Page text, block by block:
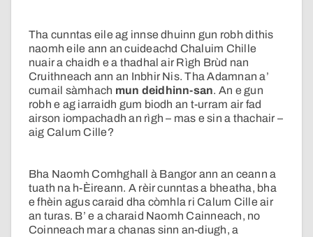
Tha cunntas eile ag innse dhuinn gun robh dithis
naomh eile ann an cuideachd Chaluim Chille
nuair a chaidh e a thadhal air Rìgh Brùd nan
Cruithneach ann an Inbhir Nis. Tha Adamnan a’
cumail sàmhach mun deidhinn-san. An e gun
robh e ag iarraidh gum biodh an t-urram air fad
airson iompachadh an rìgh – mas e sin a thachair –
aig Calum Cille?
Bha Naomh Comhghall à Bangor ann an ceann a
tuath na h-Èireann. A rèir cunntas a bheatha, bha
e fhèin agus caraid dha còmhla ri Calum Cille air
an turas. B’ e a charaid Naomh Cainneach, no
Coinneach mar a chanas sinn an-diugh, a